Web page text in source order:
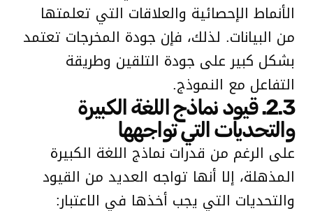
الأنماط الإحصائية والعلاقات التي تعلمتها
من البيانات. لذلك، فإن جودة المخرجات تعتمد
بشكل كبير على جودة التلقين وطريقة
التفاعل مع النموذج.
2.3. قيود نماذج اللغة الكبيرة
والتحديات التي تواجهها
على الرغم من قدرات نماذج اللغة الكبيرة
المذهلة، إلا أنها تواجه العديد من القيود
والتحديات التي يجب أخذها في الاعتبار: